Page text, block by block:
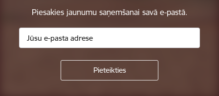
Piesakies jaunumu saņemšanai savā e-pastā.